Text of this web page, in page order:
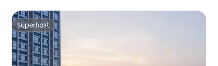
Superhost
Superhost